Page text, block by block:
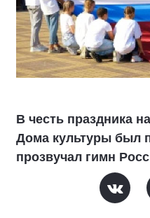
В честь праздника
Дома культуры был
прозвучал гимн